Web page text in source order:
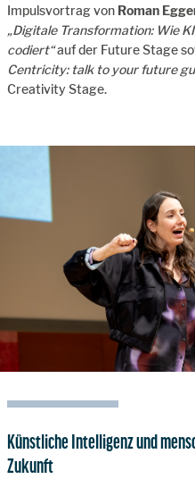
Impulsvortrag von Roman
„Digitale Transformation: Wie
codiert“auf der Future Stage
Centricity: talk to your future
Creativity Stage.
Künstliche Intelligenz und
Zukunft